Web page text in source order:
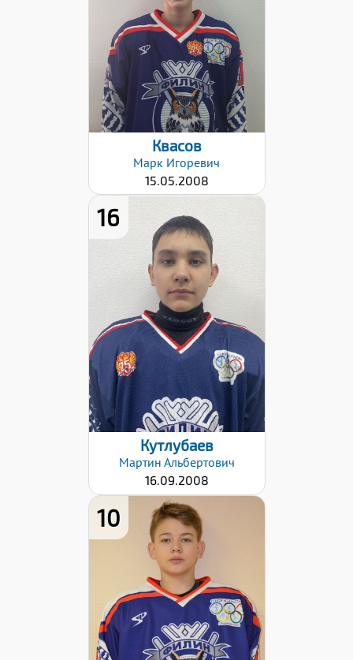
Дата заявки:
27.10.2022
Квасов
Марк Игоревич
15.05.2008
16
Дата заявки:
24.10.2022
Кутлубаев
Мартин Альбертович
16.09.2008
10
Дата заявки:
27.10.2022